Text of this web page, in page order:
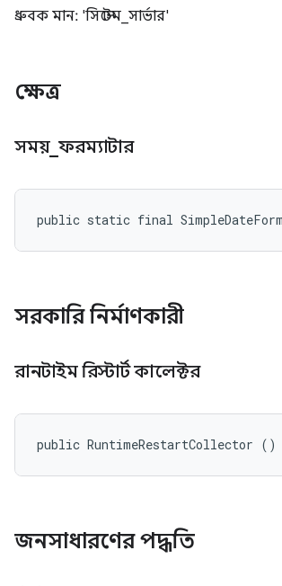
ধ্রুবক মান: 'সিস্টেম_সার্ভার'
ক্ষেত্র
সময়_ ফরম্যাটার
public static final SimpleDateFormat
সরকারি নির্মাণকারী
রানটাইম রিস্টার্ট কালেক্টর
public RuntimeRestartCollector ()
জনসাধারণের পদ্ধতি